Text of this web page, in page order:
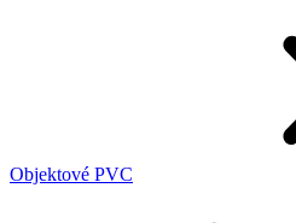
Objektové PVC